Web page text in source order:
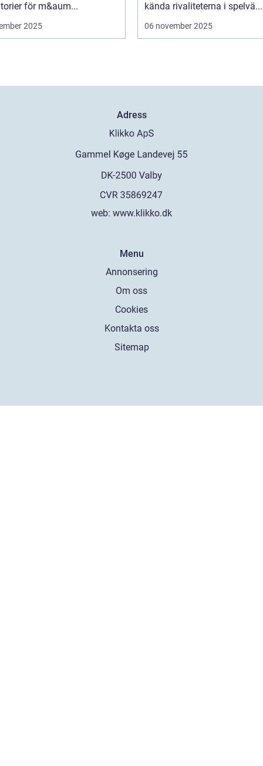
för m&aum...
2025
kända rivaliteterna i spelvä...
06 november 2025
Adress
web: www.klikko.dk
Menu
Annonsering
Om oss
Cookies
Kontakta oss
Sitemap